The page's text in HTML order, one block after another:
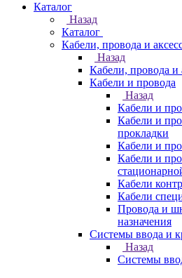
Каталог
Назад
Каталог
Кабели, провода и
Назад
Кабели, провода и
Кабели и провода
Назад
Кабели и
Кабели и
прокладки
Кабели и
Кабели и
Кабели
Кабели
Провода и
назначения
Системы ввода и
Назад
Системы